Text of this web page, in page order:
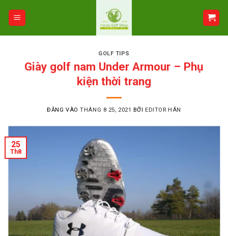
GOLF TIPS
Giày golf nam Under Armour – Phụ
kiện thời trang
ĐĂNG VÀOTHÁNG 8 25, 2021 BỞI EDITOR HÂN
25
Th8